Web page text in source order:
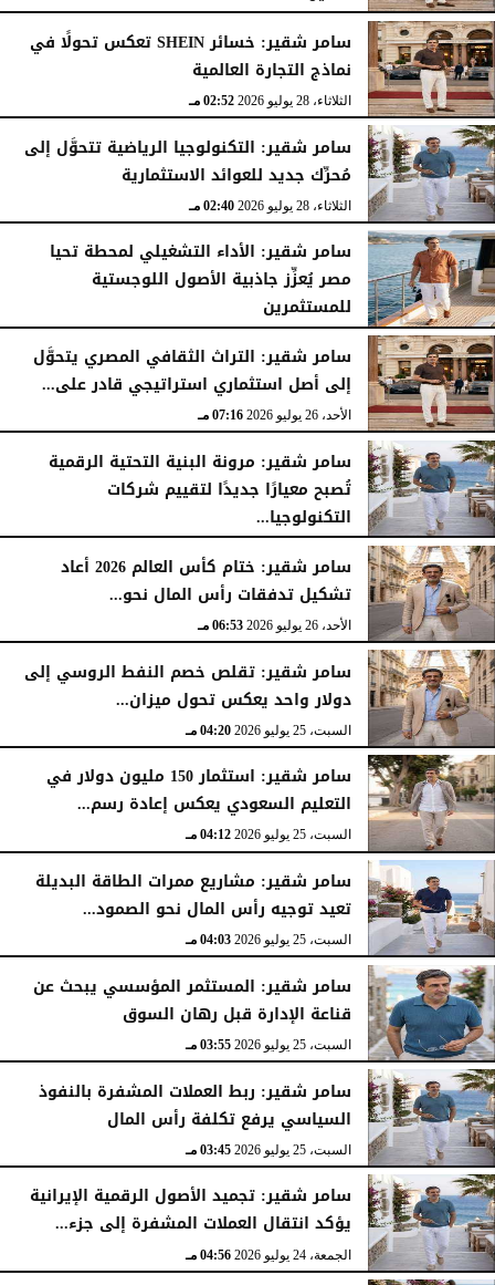
الثلاثاء، 28 يوليو 2026 03:49 مـ
سامر شقير: خسائر SHEIN تعكس تحولًا في
نماذج التجارة العالمية
الثلاثاء، 28 يوليو 2026 02:52 مـ
سامر شقير: التكنولوجيا الرياضية تتحوَّل إلى
مُحرِّك جديد للعوائد الاستثمارية
الثلاثاء، 28 يوليو 2026 02:40 مـ
سامر شقير: الأداء التشغيلي لمحطة تحيا
مصر يُعزِّز جاذبية الأصول اللوجستية
للمستثمرين
الأحد، 26 يوليو 2026 07:27 مـ
سامر شقير: التراث الثقافي المصري يتحوَّل
إلى أصل استثماري استراتيجي قادر على...
الأحد، 26 يوليو 2026 07:16 مـ
سامر شقير: مرونة البنية التحتية الرقمية
تُصبح معيارًا جديدًا لتقييم شركات
التكنولوجيا...
الأحد، 26 يوليو 2026 07:03 مـ
سامر شقير: ختام كأس العالم 2026 أعاد
تشكيل تدفقات رأس المال نحو...
الأحد، 26 يوليو 2026 06:53 مـ
سامر شقير: تقلص خصم النفط الروسي إلى
دولار واحد يعكس تحول ميزان...
السبت، 25 يوليو 2026 04:20 مـ
سامر شقير: استثمار 150 مليون دولار في
التعليم السعودي يعكس إعادة رسم...
السبت، 25 يوليو 2026 04:12 مـ
سامر شقير: مشاريع ممرات الطاقة البديلة
تعيد توجيه رأس المال نحو الصمود...
السبت، 25 يوليو 2026 04:03 مـ
سامر شقير: المستثمر المؤسسي يبحث عن
قناعة الإدارة قبل رهان السوق
السبت، 25 يوليو 2026 03:55 مـ
سامر شقير: ربط العملات المشفرة بالنفوذ
السياسي يرفع تكلفة رأس المال
السبت، 25 يوليو 2026 03:45 مـ
سامر شقير: تجميد الأصول الرقمية الإيرانية
يؤكد انتقال العملات المشفرة إلى جزء...
الجمعة، 24 يوليو 2026 04:56 مـ